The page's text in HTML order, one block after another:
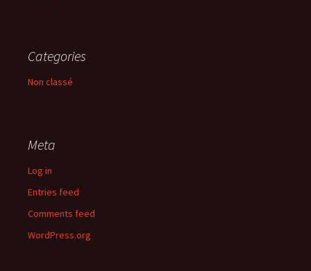
Categories
Non classé
Meta
Log in
Entries feed
Comments feed
WordPress.org